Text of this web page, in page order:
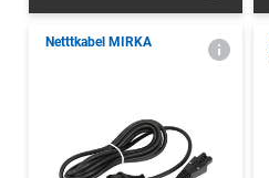
Netttkabel MIRKA